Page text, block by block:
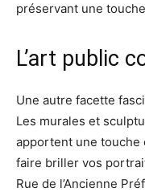
préservant une
L’art public
Une autre facette
Les murales et
apportent une touche
faire briller vos
Rue de l’Ancienne